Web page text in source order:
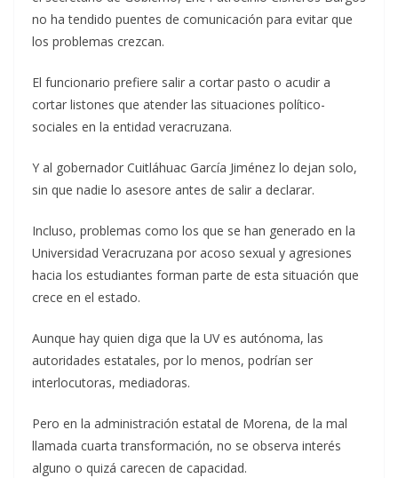
no ha tendido puentes de comunicación para evitar que
los problemas crezcan.
El funcionario prefiere salir a cortar pasto o acudir a
cortar listones que atender las situaciones político-
sociales en la entidad veracruzana.
Y al gobernador Cuitláhuac García Jiménez lo dejan solo,
sin que nadie lo asesore antes de salir a declarar.
Incluso, problemas como los que se han generado en la
Universidad Veracruzana por acoso sexual y agresiones
hacia los estudiantes forman parte de esta situación que
crece en el estado.
Aunque hay quien diga que la UV es autónoma, las
autoridades estatales, por lo menos, podrían ser
interlocutoras, mediadoras.
Pero en la administración estatal de Morena, de la mal
llamada cuarta transformación, no se observa interés
alguno o quizá carecen de capacidad.